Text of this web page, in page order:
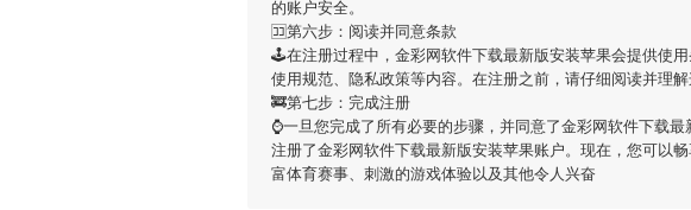
的账户安全。
🈁第六步：阅读并同意条款
🕹在注册过程中， 金彩网软件下载最新版安装苹果会提供使
使用规范、隐私政策等内容。在注册之前，请仔细阅读并理
🚒第七步：完成注册
⌚️一旦您完成了所有必要的步骤，并同意了金彩网软件下载最
注册了金彩网软件下载最新版安装苹果账户。现在，您可以
富体育赛事、刺激的游戏体验以及其他令人兴奋